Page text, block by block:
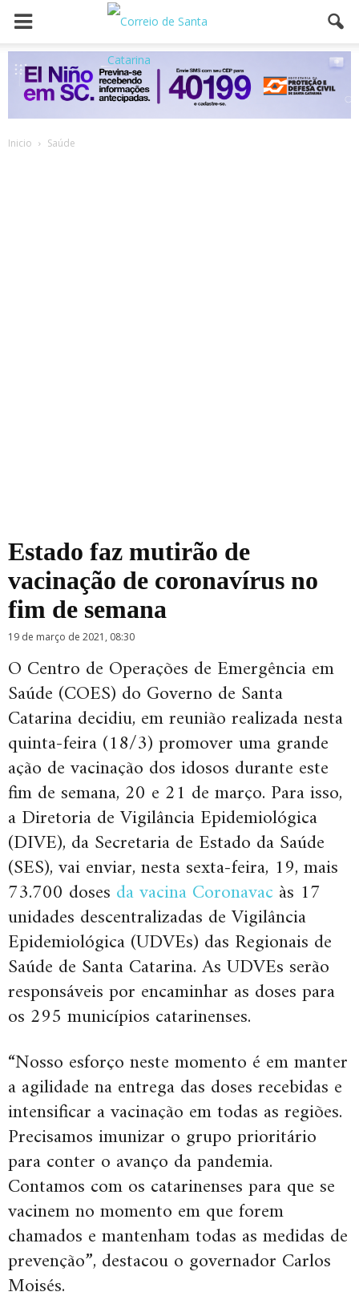
Inicio Saúde
Estado faz mutirão de
vacinação de coronavírus no
fim de semana
19 de março de 2021, 08:30
O Centro de Operações de Emergência em
Saúde (COES) do Governo de Santa
Catarina decidiu, em reunião realizada nesta
quinta-feira (18/3) promover uma grande
ação de vacinação dos idosos durante este
fim de semana, 20 e 21 de março. Para isso,
a Diretoria de Vigilância Epidemiológica
(DIVE), da Secretaria de Estado da Saúde
(SES), vai enviar, nesta sexta-feira, 19, mais
73.700 doses da vacina Coronavacàs 17
unidades descentralizadas de Vigilância
Epidemiológica (UDVEs) das Regionais de
Saúde de Santa Catarina. As UDVEs serão
responsáveis por encaminhar as doses para
os 295 municípios catarinenses.
“Nosso esforço neste momento é em manter
a agilidade na entrega das doses recebidas e
intensificar a vacinação em todas as regiões.
Precisamos imunizar o grupo prioritário
para conter o avanço da pandemia.
Contamos com os catarinenses para que se
vacinem no momento em que forem
chamados e mantenham todas as medidas de
prevenção”, destacou o governador Carlos
Moisés.